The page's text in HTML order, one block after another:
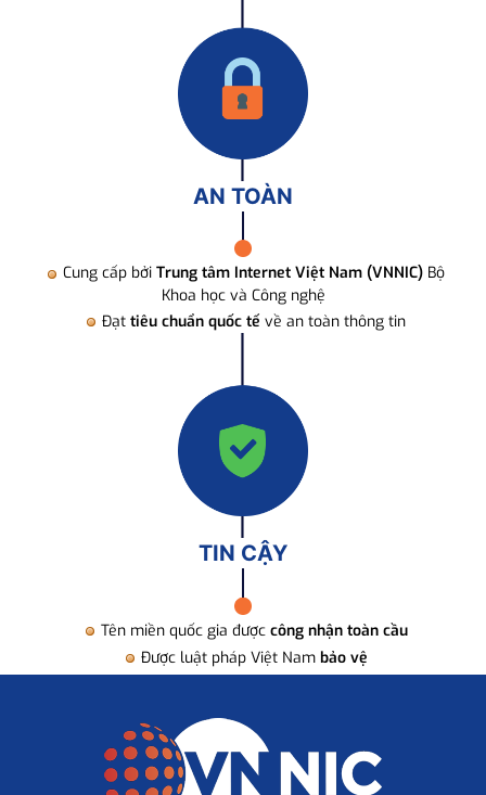
AN TOÀN
Cung cấp bởi Trung tâm Internet Việt Nam (VNNIC) Bộ
Khoa học và Công nghệ
Đạt tiêu chuẩn quốc tế về an toàn thông tin
TIN CẬY
Tên miền quốc gia được công nhận toàn cầu
Được luật pháp Việt Nam bảo vệ